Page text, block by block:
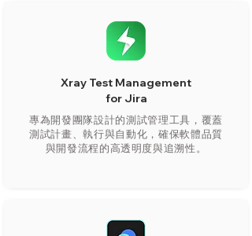
Xray Test Management
for Jira​
專為開發團隊設計的測試管理工具，覆蓋
測試計畫、執行與自動化，確保軟體品質
與開發流程的高透明度與追溯性。